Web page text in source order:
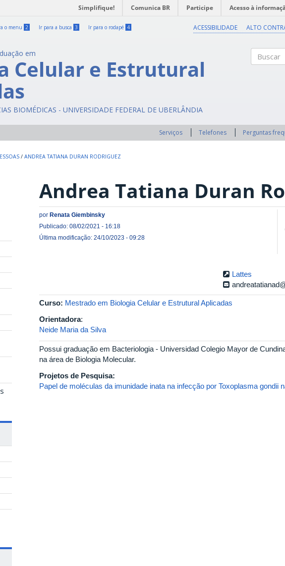
Simplifique! Comunica BR Participe Acesso à
o menu 2 Ir para a busca 3 Ir para o rodapé 4 ACESSIBILIDADE ALTO
em
Celular e Estrutural
BIOMÉDICAS - UNIVERSIDADE FEDERAL DE UBERLÂNDIA
Serviços Telefones Perguntas
/ ANDREA TATIANA DURAN RODRIGUEZ
Andrea Tatiana Duran
por Renata Giembinsky
Publicado: 08/02/2021 - 16:18
Última modificação: 24/10/2023 - 09:28
Lattes
Curso: Mestrado em Biologia Celular e Estrutural Aplicadas
Orientadora:
Neide Maria da Silva
Possui graduação em Bacteriologia - Universidad Colegio Mayor de
na área de Biologia Molecular.
Projetos de Pesquisa:
Papel de moléculas da imunidade inata na infecção por Toxoplasma gondii